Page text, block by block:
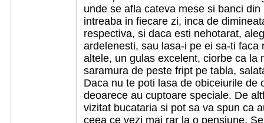
unde se afla cateva mese si banci
intreaba in fiecare zi, inca de
respectiva, si daca esti nehotarat,
ardelenesti, sau lasa-i pe ei sa-ti faca
altele, un gulas excelent, ciorbe ca la
saramura de peste fript pe tabla,
Daca nu te poti lasa de obiceiurile de
deoarece au cuptoare speciale. De
vizitat bucataria si pot sa va spun ca
ceea ce vezi mai rar la o pensiune.